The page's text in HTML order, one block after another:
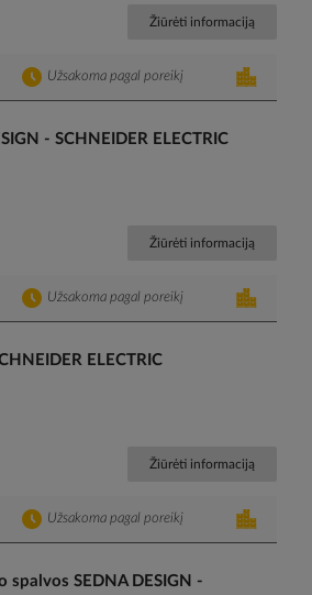
Žiūrėti informaciją
Užsakoma pagal poreikį
- SCHNEIDER ELECTRIC
Žiūrėti informaciją
Užsakoma pagal poreikį
ELECTRIC
Žiūrėti informaciją
Užsakoma pagal poreikį
SEDNA DESIGN -